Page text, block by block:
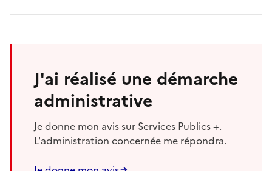
J'ai réalisé une démarche
administrative
Je donne mon avis sur Services Publics +.
L'administration concernée me répondra.